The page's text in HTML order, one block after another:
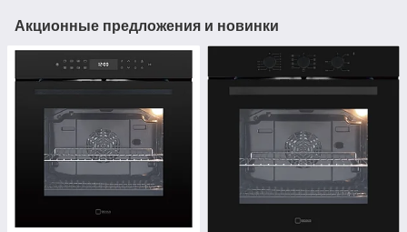
Акционные предложения и новинки